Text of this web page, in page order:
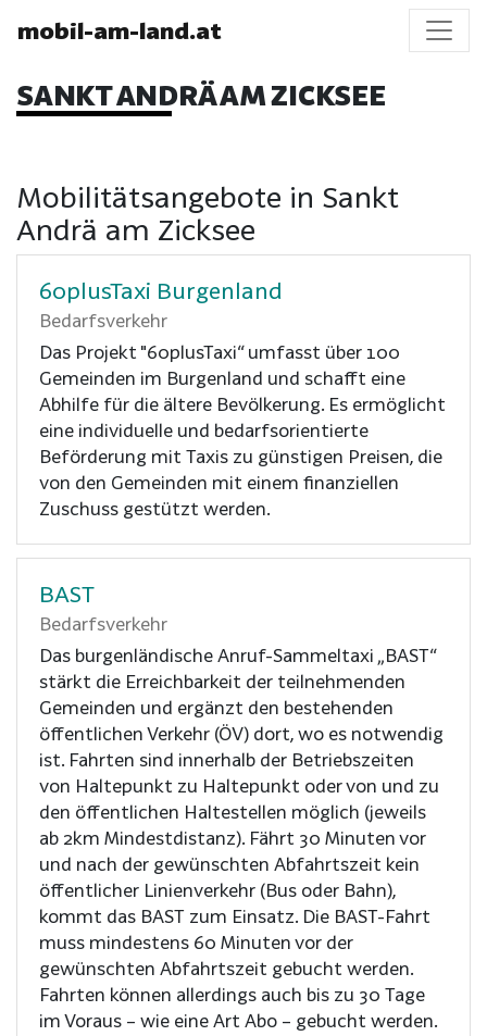
mobil-am-land.at
SANKT ANDRÄ AM ZICKSEE
Mobilitätsangebote in Sankt
Andrä am Zicksee
60plusTaxi Burgenland
Bedarfsverkehr
Das Projekt "60plusTaxi“ umfasst über 100
Gemeinden im Burgenland und schafft eine
Abhilfe für die ältere Bevölkerung. Es ermöglicht
eine individuelle und bedarfsorientierte
Beförderung mit Taxis zu günstigen Preisen, die
von den Gemeinden mit einem finanziellen
Zuschuss gestützt werden.
BAST
Bedarfsverkehr
Das burgenländische Anruf-Sammeltaxi „BAST“
stärkt die Erreichbarkeit der teilnehmenden
Gemeinden und ergänzt den bestehenden
öffentlichen Verkehr (ÖV) dort, wo es notwendig
ist. Fahrten sind innerhalb der Betriebszeiten
von Haltepunkt zu Haltepunkt oder von und zu
den öffentlichen Haltestellen möglich (jeweils
ab 2km Mindestdistanz). Fährt 30 Minuten vor
und nach der gewünschten Abfahrtszeit kein
öffentlicher Linienverkehr (Bus oder Bahn),
kommt das BAST zum Einsatz. Die BAST-Fahrt
muss mindestens 60 Minuten vor der
gewünschten Abfahrtszeit gebucht werden.
Fahrten können allerdings auch bis zu 30 Tage
im Voraus – wie eine Art Abo – gebucht werden.